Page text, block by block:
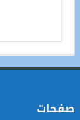
صفحات